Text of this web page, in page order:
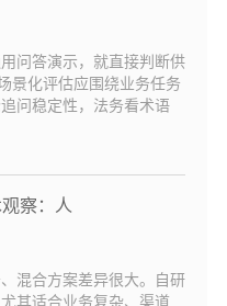
问答演示，就直接判断供
景化评估应围绕业务任务
问稳定性，法务看术语
察：人
混合方案差异很大。自研
其适合业务复杂、渠道